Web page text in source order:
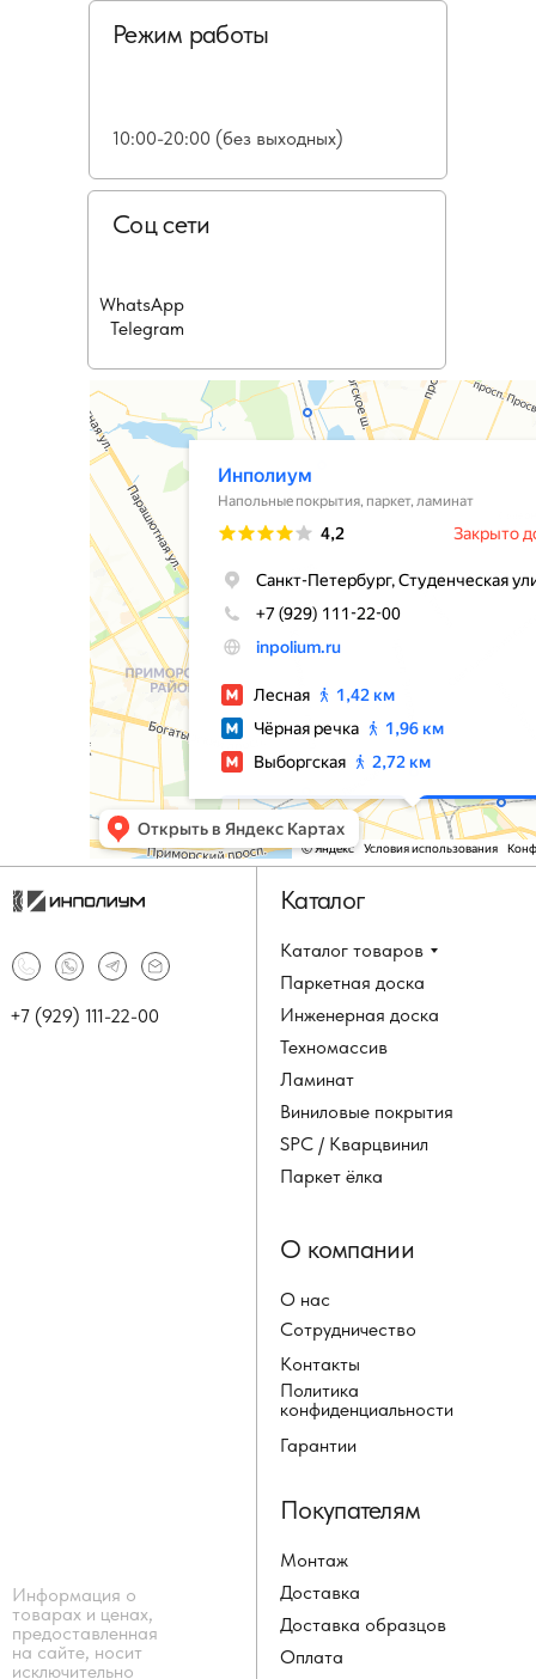
Режим работы
10:00-20:00 (без выходных)
Соц сети
WhatsApp
Telegram
Каталог товаров
Паркетная доска
Инженерная доска
Техномассив
+7 (929) 111-22-00
Информация о
товарах и ценах,
предоставленная
на сайте, носит
исключительно
Каталог
Ламинат
Виниловые покрытия
SPC / Кварцвинил
Паркет ёлка
О нас
Сотрудничество
Контакты
Политика
конфиденциальности
О компании
Монтаж
Доставка
Доставка образцов
Оплата
Покупателям
Гарантии